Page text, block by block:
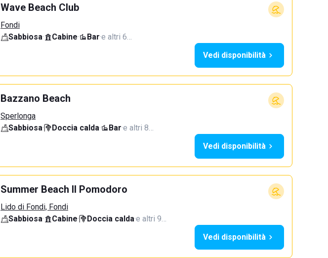
Wave Beach Club
Fondi
Sabbiosa· Cabine· Bar·e altri 6…
Vedi disponibilità
Bazzano Beach
Sperlonga
Sabbiosa· Doccia calda· Bar·e altri 8…
Vedi disponibilità
Summer Beach Il Pomodoro
Lido di Fondi, Fondi
Sabbiosa· Cabine· Doccia calda·e altri 9…
Vedi disponibilità